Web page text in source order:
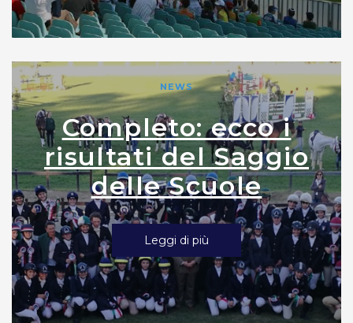
NEWS
Completo: ecco i
risultati del Saggio
delle Scuole
Leggi di più